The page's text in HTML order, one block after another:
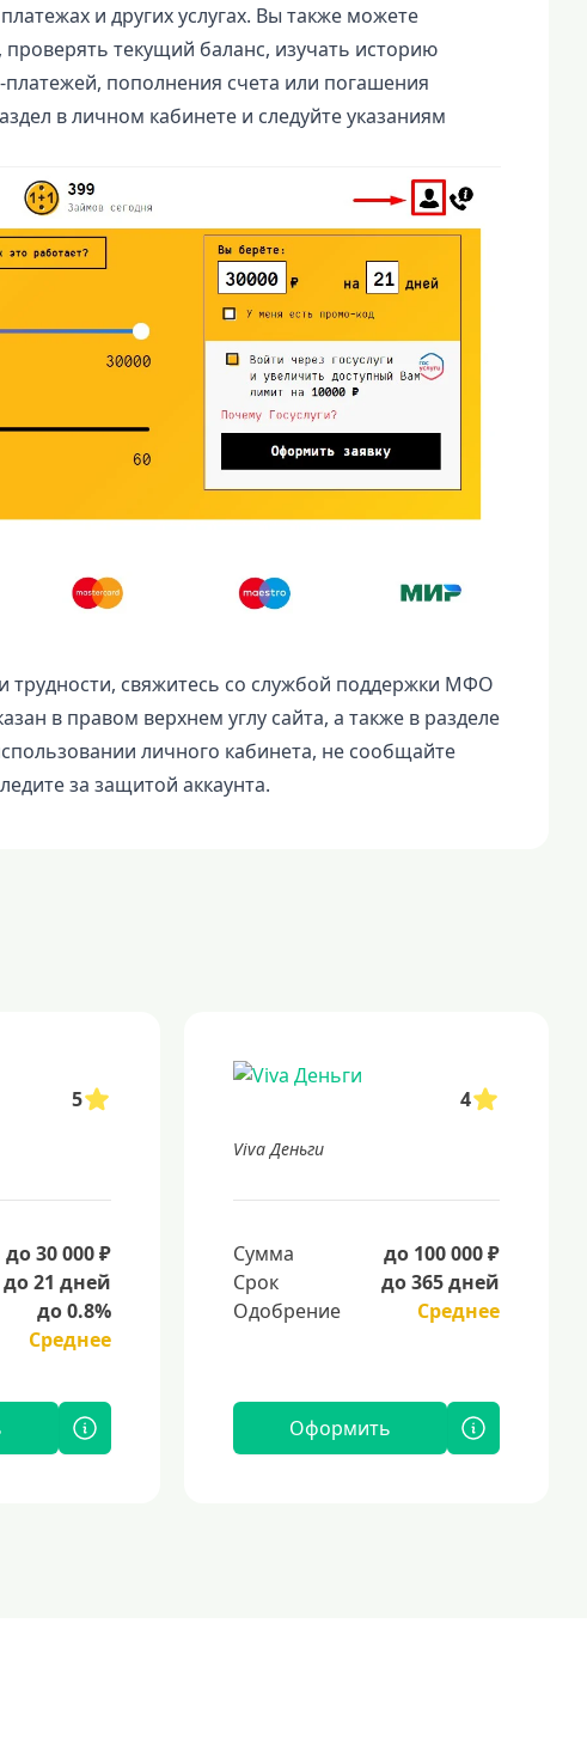
и других услугах. Вы также можете
текущий баланс, изучать историю
пополнения счета или погашения
в личном кабинете и следуйте указаниям
трудности, свяжитесь со службой поддержки МФО
в правом верхнем углу сайта, а также в разделе
личного кабинета, не сообщайте
за защитой аккаунта.
5
до 30 000 ₽
до 21 дней
до 0.8%
Среднее
4
Viva Деньги
Сумма
до 100 000 ₽
Срок
до 365 дней
Одобрение
Среднее
Оформить